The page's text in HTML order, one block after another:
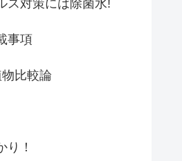
ス対策には除菌水!
事項
比較論
り！